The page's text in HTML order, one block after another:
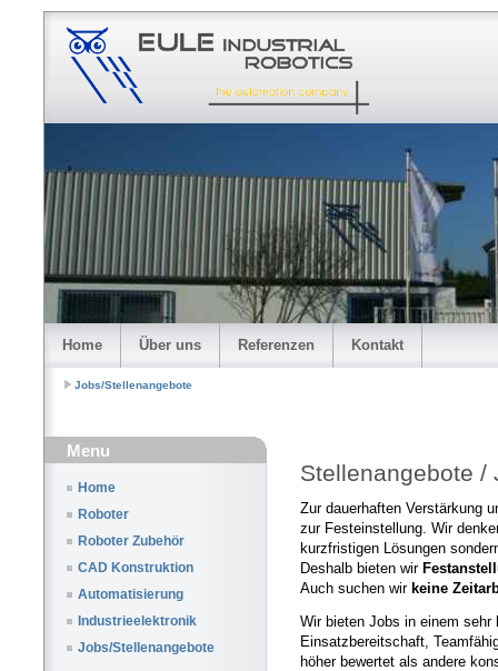
Home Über uns Referenzen Kontakt
Jobs/Stellenangebote
Menu
Home
Roboter
Roboter Zubehör
CAD Konstruktion
Automatisierung
Industrieelektronik
Jobs/Stellenangebote
Stellenangebote /
Zur dauerhaften Verstärkung
zur Festeinstellung. Wir
kurzfristigen Lösungen
Deshalb bieten wir
Auch suchen wir keine
Wir bieten Jobs in einem sehr
Einsatzbereitschaft,
höher bewertet als andere